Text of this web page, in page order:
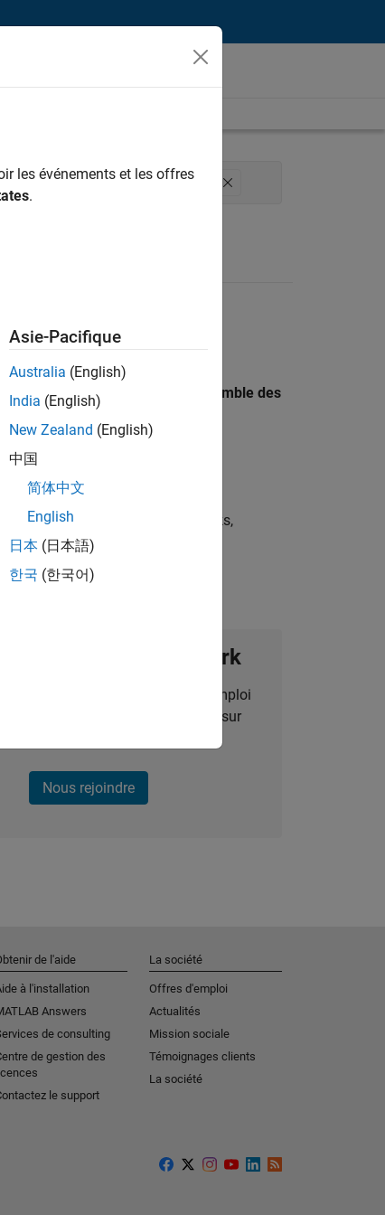
Applications et services web
par lieu pour trouver l’ensemble des
scalable test frameworks,
notre Talent Network
alertes pour des opportunités d'emploi
des articles et des actualités sur
Nous rejoindre
les événements et les offres
.
Asie-Pacifique
Australia (English)
India (English)
New Zealand (English)
中国
简体中文
English
日本 (日本語)
한국 (한국어)
de l'aide
à l'installation
Answers
de consulting
de gestion des
le support
La société
Offres d'emploi
Actualités
Mission sociale
Témoignages clients
La société